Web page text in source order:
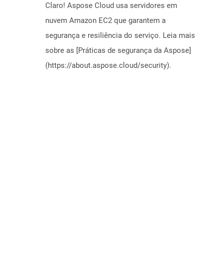
Claro! Aspose Cloud usa servidores em
nuvem Amazon EC2 que garantem a
segurança e resiliência do serviço. Leia mais
sobre as [Práticas de segurança da Aspose]
(https://about.aspose.cloud/security).